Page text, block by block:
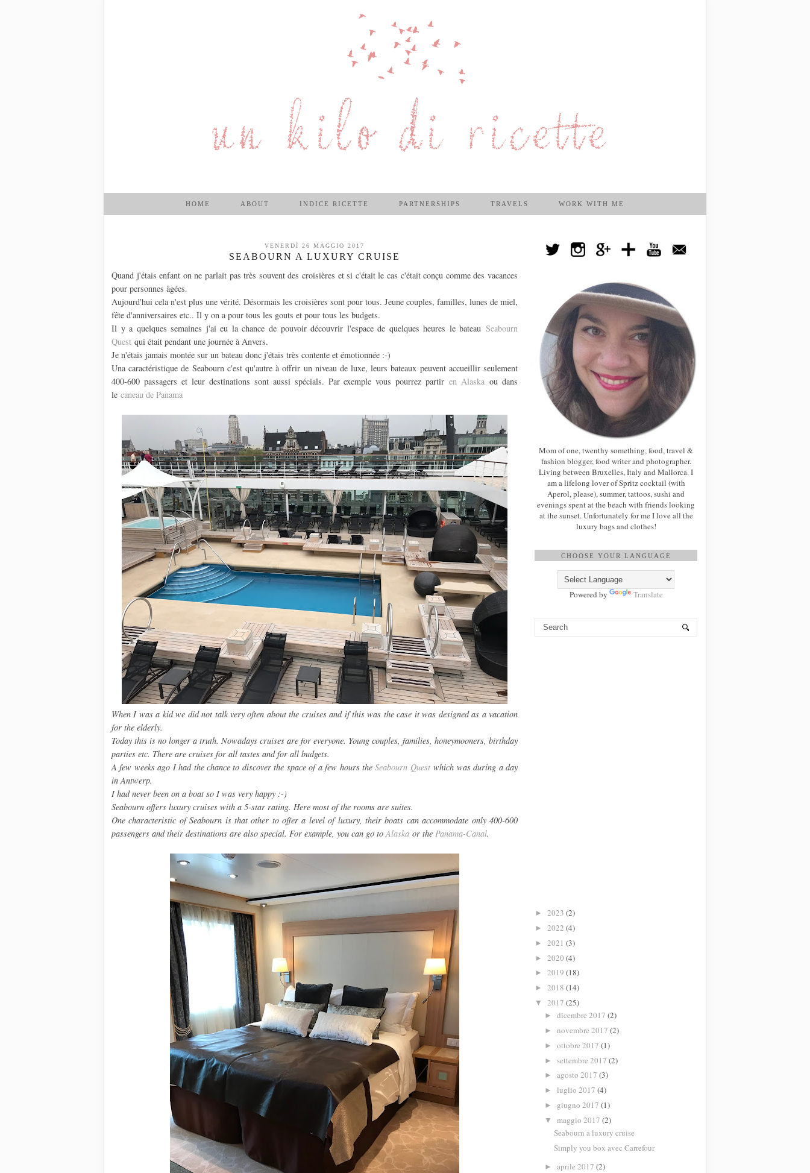
HOME ABOUT INDICE RICETTE PARTNERSHIPS TRAVELS WORK WITH ME
VENERDÌ 26 MAGGIO 2017
SEABOURN A LUXURY CRUISE
Quand j'étais enfant on ne parlait pas très souvent des croisières et si c'était le cas c'était conçu comme des vacances
pour personnes âgées.
Aujourd'hui cela n'est plus une vérité. Désormais les croisières sont pour tous. Jeune couples, familles, lunes de miel,
fête d'anniversaires etc.. Il y on a pour tous les gouts et pour tous les budgets.
Il y a quelques semaines j'ai eu la chance de pouvoir découvrir l'espace de quelques heures le bateau Seabourn
Quest qui était pendant une journée à Anvers.
Je n'étais jamais montée sur un bateau donc j'étais très contente et émotionnée :-)
Una caractéristique de Seabourn c'est qu'autre à offrir un niveau de luxe, leurs bateaux peuvent accueillir seulement
400-600 passagers et leur destinations sont aussi spécials. Par exemple vous pourrez partiren Alaska ou dans
le caneau de Panama
When I was a kid we did not talk very often about the cruises and if this was the case it was designed as a vacation
for the elderly.
Today this is no longer a truth. Nowadays cruises are for everyone. Young couples, families, honeymooners, birthday
parties etc. There are cruises for all tastes and for all budgets.
A few weeks ago I had the chance to discover the space of a few hours theSeabourn Questwhich was during a day
in Antwerp.
I had never been on a boat so I was very happy :-)
Seabourn offers luxury cruises with a 5-star rating. Here most of the rooms are suites.
One characteristic of Seabourn is that other to offer a level of luxury, their boats can accommodate only 400-600
passengers and their destinations are also special. For example, you can go toAlaska or the Panama-Canal.
Mom of one, twenthy something, food, travel &
fashion blogger, food writer and photographer.
Living between Bruxelles, Italy and Mallorca. I
am a lifelong lover of Spritz cocktail (with
Aperol, please), summer, tattoos, sushi and
evenings spent at the beach with friends looking
at the sunset. Unfortunately for me I love all the
luxury bags and clothes!
CHOOSE YOUR LANGUAGE
Powered by Translate
► 2023 (2)
► 2022 (4)
► 2021 (3)
► 2020 (4)
► 2019 (18)
► 2018 (14)
▼ 2017 (25)
► dicembre 2017 (2)
► novembre 2017 (2)
► ottobre 2017 (1)
► settembre 2017 (2)
► agosto 2017 (3)
► luglio 2017 (4)
► giugno 2017 (1)
▼ maggio 2017 (2)
Seabourn a luxury cruise
Simply you box avec Carrefour
► aprile 2017 (2)